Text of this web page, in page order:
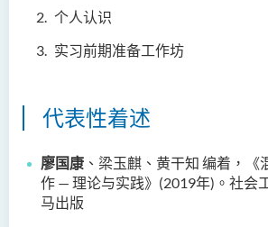
个人认识
实习前期准备工作坊
代表性着述
廖国康 、梁玉麒、 黄干知 编着，《
作 — 理论与实践》 (2019年) 。社会
马出版